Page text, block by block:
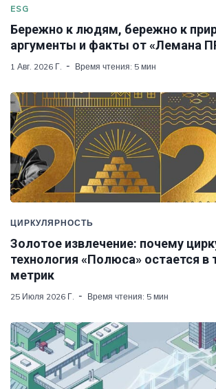
ESG
Бережно к людям, бережно к
аргументы и факты от «Лемана
1 Авг. 2026 Г. Время чтения: 5 мин
ЦИРКУЛЯРНОСТЬ
Золотое извлечение: почему
технология «Полюса» остается в
метрик
25 Июля 2026 Г. Время чтения: 5 мин